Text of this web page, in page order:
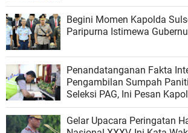
Begini Momen Kapolda
Paripurna Istimewa
Penandatanganan Fakta
Pengambilan Sumpah
Seleksi PAG, Ini Pesan
Gelar Upacara Peringatan